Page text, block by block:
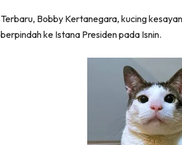
Terbaru, Bobby Kertanegara, kucing
berpindah ke Istana Presiden pada Isnin.